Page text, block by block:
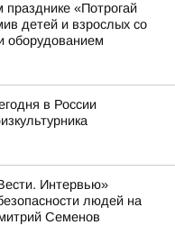
празднике «Потрогай
детей и взрослых со
оборудованием
в России
Интервью»
людей на
Семенов